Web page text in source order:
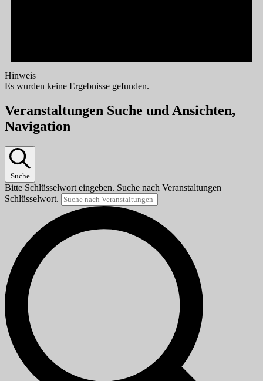
Hinweis
Es wurden keine Ergebnisse gefunden.
Veranstaltungen Suche und Ansichten,
Navigation
Suche
Bitte Schlüsselwort eingeben. Suche nach Veranstaltungen
Schlüsselwort.